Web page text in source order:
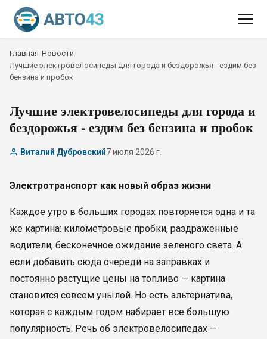
Главная Новости
Лучшие электровелосипеды для города и бездорожья - ездим без
бензина и пробок
Лучшие электровелосипеды для города и
бездорожья - ездим без бензина и пробок
Виталий Дубровский7 июля 2026 г.
Электротранспорт как новый образ жизни
Каждое утро в больших городах повторяется одна и та
же картина: километровые пробки, раздраженные
водители, бесконечное ожидание зеленого света. А
если добавить сюда очереди на заправках и
постоянно растущие цены на топливо — картина
становится совсем унылой. Но есть альтернатива,
которая с каждым годом набирает все большую
популярность. Речь об электровелосипедах —